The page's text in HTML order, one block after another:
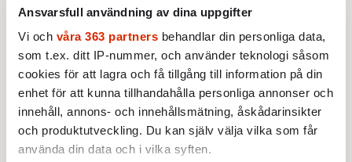
Ansvarsfull användning av dina uppgifter
Vi och våra 363 partners behandlar din personliga data,
som t.ex. ditt IP-nummer, och använder teknologi såsom
cookies för att lagra och få tillgång till information på din
enhet för att kunna tillhandahålla personliga annonser och
innehåll, annons- och innehållsmätning, åskådarinsikter
och produktutveckling. Du kan själv välja vilka som får
använda din data och i vilka syften.
nyligen braskande valaffischer om hur usel
min hemstads sjukvård är. (Väl att märka:
Ansvarigt statsråd för vården har i åtta år
varit socialdemokratiskt.)
Vård, skola, lag/ordning,
invandring/integration. Det är väljarnas
viktigaste frågor. Försvaret klättrade snabbt